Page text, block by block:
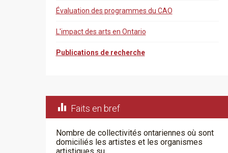
Évaluation des programmes du CAO
L'impact des arts en Ontario
Publications de recherche
 Faits en bref
Nombre de collectivités ontariennes où sont
domiciliés les artistes et les organismes